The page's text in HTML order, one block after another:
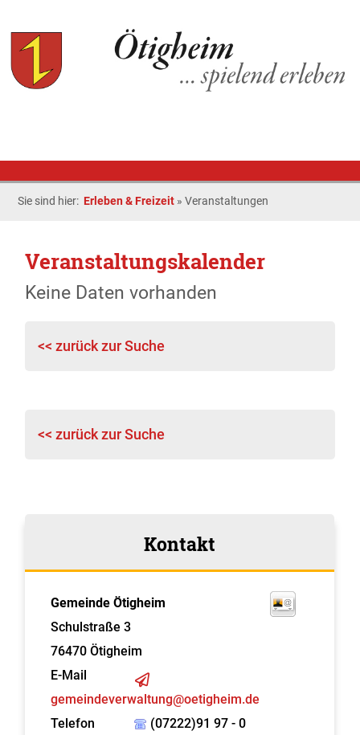
Sie sind hier: Erleben & Freizeit »Veranstaltungen
Veranstaltungskalender
Keine Daten vorhanden
<< zurück zur Suche
<< zurück zur Suche
Kontakt
Gemeinde Ötigheim
Schulstraße 3
76470 Ötigheim
E-Mail
gemeindeverwaltung@oetigheim.de
Telefon
(07222)91 97 - 0